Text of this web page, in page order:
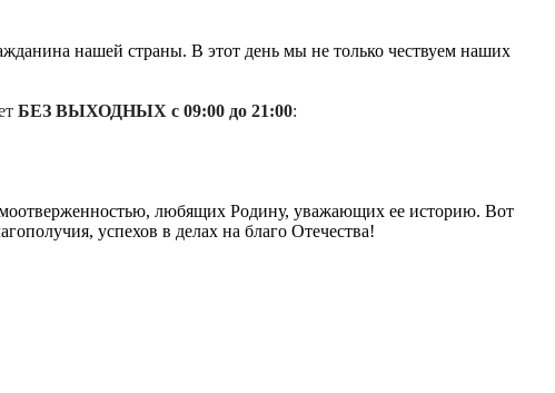
нашей страны. В этот день мы не только чествуем наших
БЕЗ ВЫХОДНЫХ с 09:00 до 21:00:
любящих Родину, уважающих ее историю. Вот
успехов в делах на благо Отечества!